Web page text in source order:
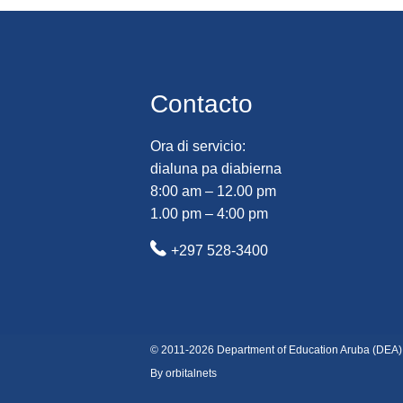
Contacto
Ora di servicio:
dialuna pa diabierna
8:00 am – 12.00 pm
1.00 pm – 4:00 pm
+297 528-3400
© 2011-2026 Department of Education Aruba (DEA)
By orbitalnets